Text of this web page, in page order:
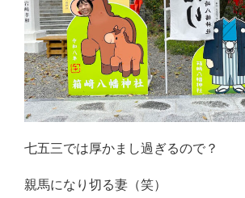
七五三では厚かまし過ぎるので？
親馬になり切る妻（笑）